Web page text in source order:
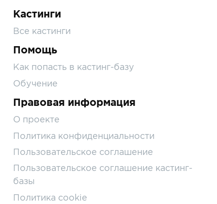
Кастинги
Все кастинги
Помощь
Как попасть в кастинг-базу
Обучение
Правовая информация
О проекте
Политика конфиденциальности
Пользовательское соглашение
Пользовательское соглашение кастинг-
базы
Политика cookie